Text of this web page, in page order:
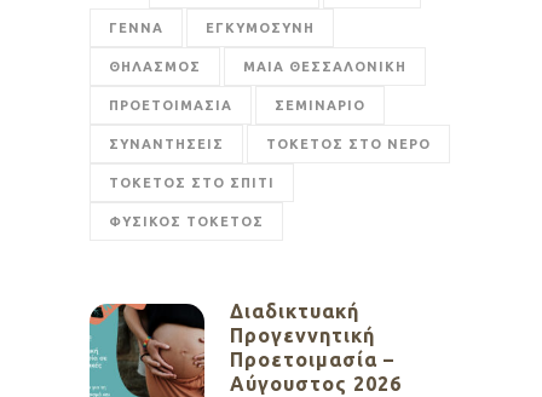
ΓΕΝΝΑ ΕΓΚΥΜΟΣΥΝΗ
ΘΗΛΑΣΜΟΣ ΜΑΙΑ ΘΕΣΣΑΛΟΝΙΚΗ
ΠΡΟΕΤΟΙΜΑΣΙΑ ΣΕΜΙΝΑΡΙΟ
ΣΥΝΑΝΤΗΣΕΙΣ ΤΟΚΕΤΟΣ ΣΤΟ ΝΕΡΟ
ΤΟΚΕΤΟΣ ΣΤΟ ΣΠΙΤΙ
ΦΥΣΙΚΟΣ ΤΟΚΕΤΟΣ
Διαδικτυακή
Προγεννητική
Προετοιμασία –
Αύγουστος 2026